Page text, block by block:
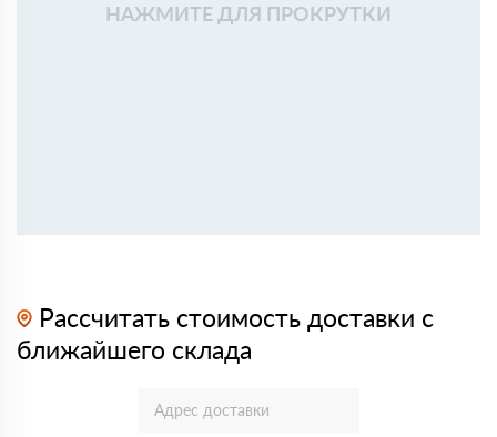
НАЖМИТЕ ДЛЯ ПРОКРУТКИ
Рассчитать стоимость доставки с
ближайшего склада